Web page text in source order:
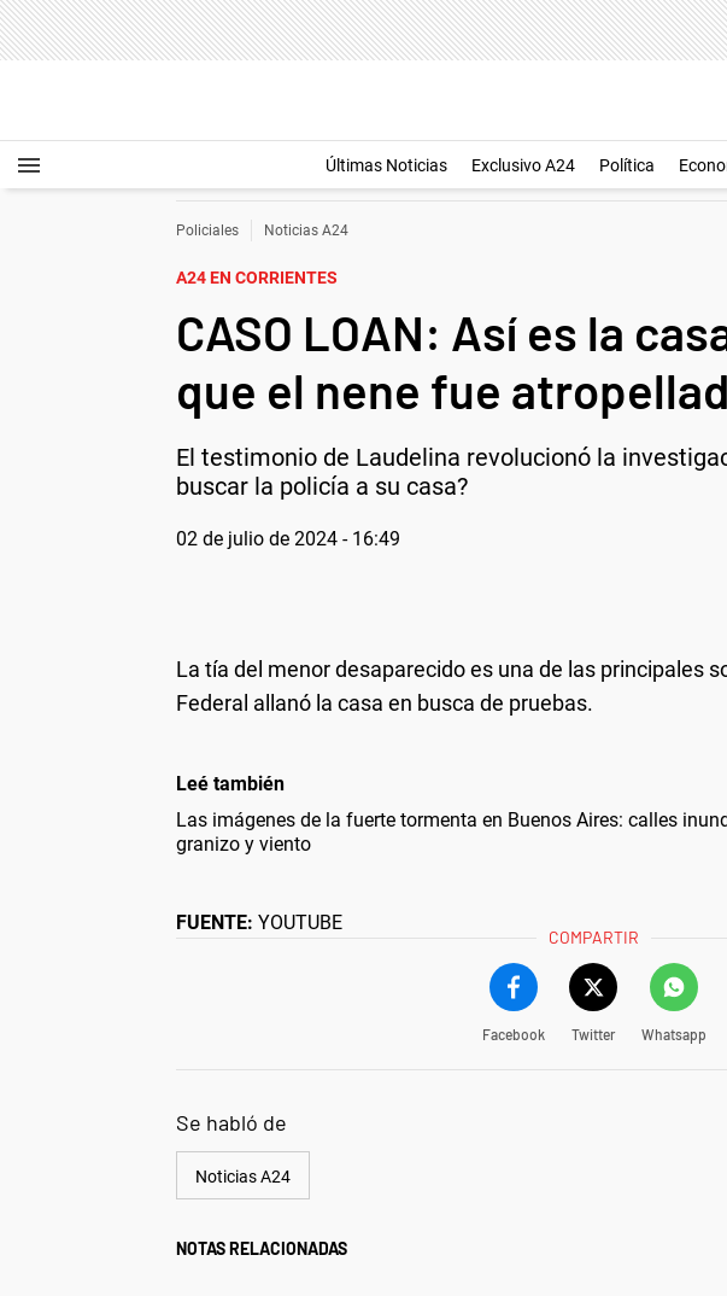
Últimas Noticias Exclusivo A24 Política
Policiales Noticias A24
A24 EN CORRIENTES
CASO LOAN: Así es la
que el nene fue
El testimonio de Laudelina revolucionó la
buscar la policía a su casa?
02 de julio de 2024 - 16:49
La tía del menor desaparecido es una de las principales
Federal allanó la casa en busca de pruebas.
Leé también
Las imágenes de la fuerte tormenta en Buenos Aires: calles
granizo y viento
FUENTE: YOUTUBE
COMPARTIR
Facebook Twitter Whatsapp
Se habló de
Noticias A24
NOTAS RELACIONADAS